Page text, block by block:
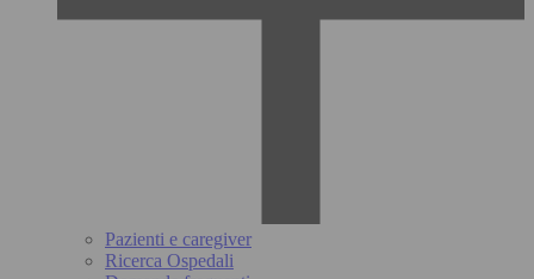
Pazienti e caregiver
Ricerca Ospedali